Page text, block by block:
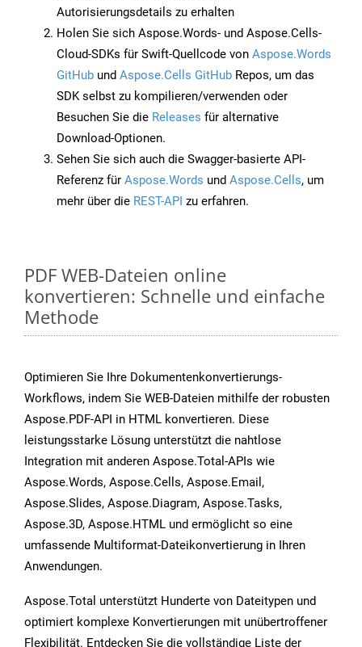
Autorisierungsdetails zu erhalten
Holen Sie sich Aspose.Words- und Aspose.Cells-
Cloud-SDKs für Swift-Quellcode von Aspose.Words
GitHub und Aspose.Cells GitHub Repos, um das
SDK selbst zu kompilieren/verwenden oder
Besuchen Sie die Releases für alternative
Download-Optionen.
Sehen Sie sich auch die Swagger-basierte API-
Referenz für Aspose.Words und Aspose.Cells, um
mehr über die REST-API zu erfahren.
PDF WEB-Dateien online
konvertieren: Schnelle und einfache
Methode
Optimieren Sie Ihre Dokumentenkonvertierungs-
Workflows, indem Sie WEB-Dateien mithilfe der robusten
Aspose.PDF-API in HTML konvertieren. Diese
leistungsstarke Lösung unterstützt die nahtlose
Integration mit anderen Aspose.Total-APIs wie
Aspose.Words, Aspose.Cells, Aspose.Email,
Aspose.Slides, Aspose.Diagram, Aspose.Tasks,
Aspose.3D, Aspose.HTML und ermöglicht so eine
umfassende Multiformat-Dateikonvertierung in Ihren
Anwendungen.
Aspose.Total unterstützt Hunderte von Dateitypen und
optimiert komplexe Konvertierungen mit unübertroffener
Flexibilität. Entdecken Sie die vollständige Liste der